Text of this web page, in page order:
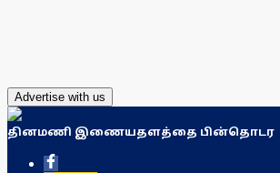
Advertise with us
தினமணி இணையதளத்தை பின்தொடர